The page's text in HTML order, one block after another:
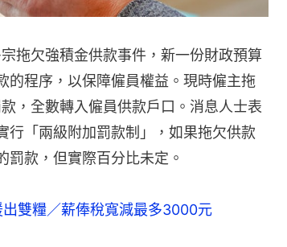
拖欠強積金供款事件，新一份財政預算
的程序，以保障僱員權益。現時僱主拖
，全數轉入僱員供款戶口。消息人士表
行「兩級附加罰款制」，如果拖欠供款
罰款，但實際百分比未定。
雙糧／薪俸稅寬減最多3000元